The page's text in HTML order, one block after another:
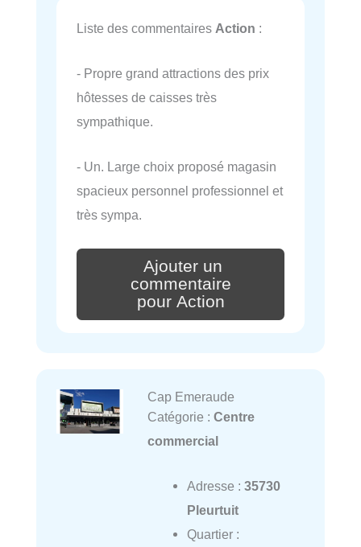
Liste des commentaires Action :
- Propre grand attractions des prix
hôtesses de caisses très
sympathique.
- Un. Large choix proposé magasin
spacieux personnel professionnel et
très sympa.
Ajouter un
commentaire
pour Action
Cap Emeraude
Catégorie : Centre
commercial
Adresse : 35730
Pleurtuit
Quartier :